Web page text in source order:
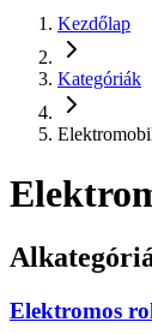
Kezdőlap
Kategóriák
Elektromos